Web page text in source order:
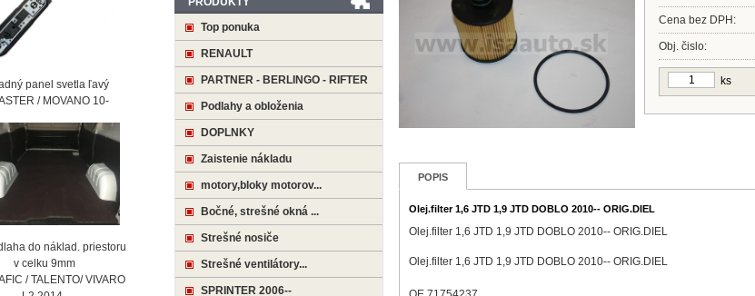
Cena bez DPH:
Obj. čislo:
ks
POPIS
Olej.filter 1,6 JTD 1,9 JTD DOBLO 2010-- ORIG.DIEL
Olej.filter 1,6 JTD 1,9 JTD DOBLO 2010-- ORIG.DIEL
Olej.filter 1,6 JTD 1,9 JTD DOBLO 2010-- ORIG.DIEL
Top ponuka
RENAULT
PARTNER - BERLINGO - RIFTER
Podlahy a obloženia
DOPLNKY
Zaistenie nákladu
motory,bloky motorov...
Bočné, strešné okná ...
Strešné nosiče
Strešné ventilátory...
SPRINTER 2006--
panel svetla ľavý
/ MOVANO 10-
do náklad. priestoru
9mm
/ TALENTO/ VIVARO